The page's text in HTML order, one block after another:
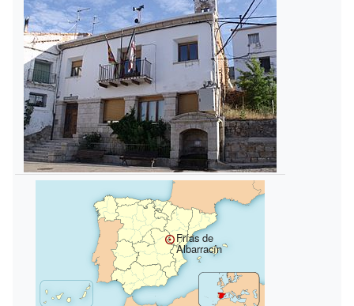
Frías de
Albarracín